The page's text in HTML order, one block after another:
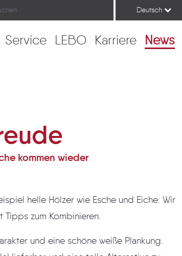
Deutsch
Service LEBO Karriere News
kommen wieder
Esche und Eiche. Wir
Produktbeispiele für helles Holz - mit Tipps zum Kombinieren.
weiße Plankung.